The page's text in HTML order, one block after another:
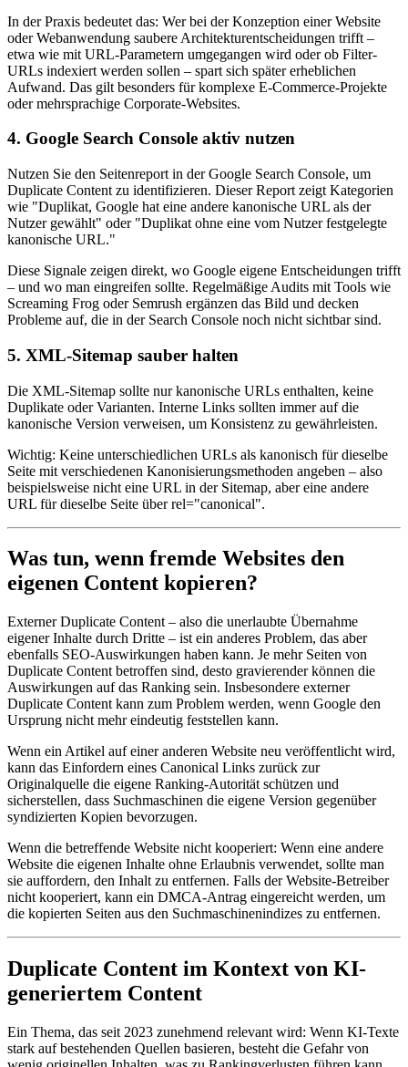
In der Praxis bedeutet das: Wer bei der Konzeption einer Website
oder Webanwendung saubere Architekturentscheidungen trifft –
etwa wie mit URL-Parametern umgegangen wird oder ob Filter-
URLs indexiert werden sollen – spart sich später erheblichen
Aufwand. Das gilt besonders für komplexe E-Commerce-Projekte
oder mehrsprachige Corporate-Websites.
4. Google Search Console aktiv nutzen
Nutzen Sie den Seitenreport in der Google Search Console, um
Duplicate Content zu identifizieren. Dieser Report zeigt Kategorien
wie "Duplikat, Google hat eine andere kanonische URL als der
Nutzer gewählt" oder "Duplikat ohne eine vom Nutzer festgelegte
kanonische URL."
Diese Signale zeigen direkt, wo Google eigene Entscheidungen trifft
– und wo man eingreifen sollte. Regelmäßige Audits mit Tools wie
Screaming Frog oder Semrush ergänzen das Bild und decken
Probleme auf, die in der Search Console noch nicht sichtbar sind.
5. XML-Sitemap sauber halten
Die XML-Sitemap sollte nur kanonische URLs enthalten, keine
Duplikate oder Varianten. Interne Links sollten immer auf die
kanonische Version verweisen, um Konsistenz zu gewährleisten.
Wichtig: Keine unterschiedlichen URLs als kanonisch für dieselbe
Seite mit verschiedenen Kanonisierungsmethoden angeben – also
beispielsweise nicht eine URL in der Sitemap, aber eine andere
URL für dieselbe Seite über rel="canonical".
Was tun, wenn fremde Websites den
eigenen Content kopieren?
Externer Duplicate Content – also die unerlaubte Übernahme
eigener Inhalte durch Dritte – ist ein anderes Problem, das aber
ebenfalls SEO-Auswirkungen haben kann. Je mehr Seiten von
Duplicate Content betroffen sind, desto gravierender können die
Auswirkungen auf das Ranking sein. Insbesondere externer
Duplicate Content kann zum Problem werden, wenn Google den
Ursprung nicht mehr eindeutig feststellen kann.
Wenn ein Artikel auf einer anderen Website neu veröffentlicht wird,
kann das Einfordern eines Canonical Links zurück zur
Originalquelle die eigene Ranking-Autorität schützen und
sicherstellen, dass Suchmaschinen die eigene Version gegenüber
syndizierten Kopien bevorzugen.
Wenn die betreffende Website nicht kooperiert: Wenn eine andere
Website die eigenen Inhalte ohne Erlaubnis verwendet, sollte man
sie auffordern, den Inhalt zu entfernen. Falls der Website-Betreiber
nicht kooperiert, kann ein DMCA-Antrag eingereicht werden, um
die kopierten Seiten aus den Suchmaschinenindizes zu entfernen.
Duplicate Content im Kontext von KI-
generiertem Content
Ein Thema, das seit 2023 zunehmend relevant wird: Wenn KI-Texte
stark auf bestehenden Quellen basieren, besteht die Gefahr von